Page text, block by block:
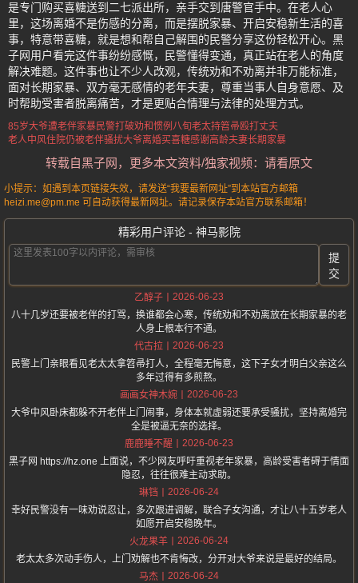
是专门购买喜糖送到二七派出所，亲手交到唐警官手中。在老人心
里，这场离婚不是伤感的分离，而是摆脱家暴、开启安稳新生活的喜
事，特意带喜糖，就是想和帮自己解围的民警分享这份轻松开心。黑
子网用户看完这件事纷纷感慨，民警懂得变通，真正站在老人的角度
解决难题。这件事也让不少人改观，传统劝和不劝离并非万能标准，
面对长期家暴、双方毫无感情的老年夫妻，尊重当事人自身意愿、及
时帮助受害者脱离痛苦，才是更贴合情理与法律的处理方式。
85岁大爷遭老伴家暴民警打破劝和惯例 八旬老太持笤帚殴打丈夫
老人中风住院仍被老伴骚扰大爷离婚买喜糖感谢高龄夫妻长期家暴
转载自黑子网，更多本文资料/独家视频：请看原文
小提示：如遇到本页链接失效，请发送“我要最新网址”到本站官方邮箱
heizi.me@pm.me 可自动获得最新网址。请记录保存本站官方联系邮箱！
精彩用户评论 - 神马影院
提
交
乙醇子
2026-06-23
八十几岁还要被老伴的打骂，换谁都会心寒，传统劝和不劝离放在长期家暴的老
人身上根本行不通。
代古拉
2026-06-23
民警上门亲眼看见老太太拿笤帚打人，全程毫无悔意，这下子女才明白父亲这么
多年过得有多煎熬。
画画女神木婉
2026-06-23
大爷中风卧床都躲不开老伴上门闹事，身体本就虚弱还要承受骚扰，坚持离婚完
全是被逼无奈的选择。
鹿鹿睡不醒
2026-06-23
黑子网 https://hz.one 上面说，不少网友呼吁重视老年家暴，高龄受害者碍于情面
隐忍，往往很难主动求助。
琳铛
2026-06-24
幸好民警没有一味劝说忍让，多次跟进调解，联合子女沟通，才让八十五岁老人
如愿开启安稳晚年。
火龙果羊
2026-06-24
老太太多次动手伤人，上门劝解也不肯悔改，分开对大爷来说是最好的结局。
马杰
2026-06-24